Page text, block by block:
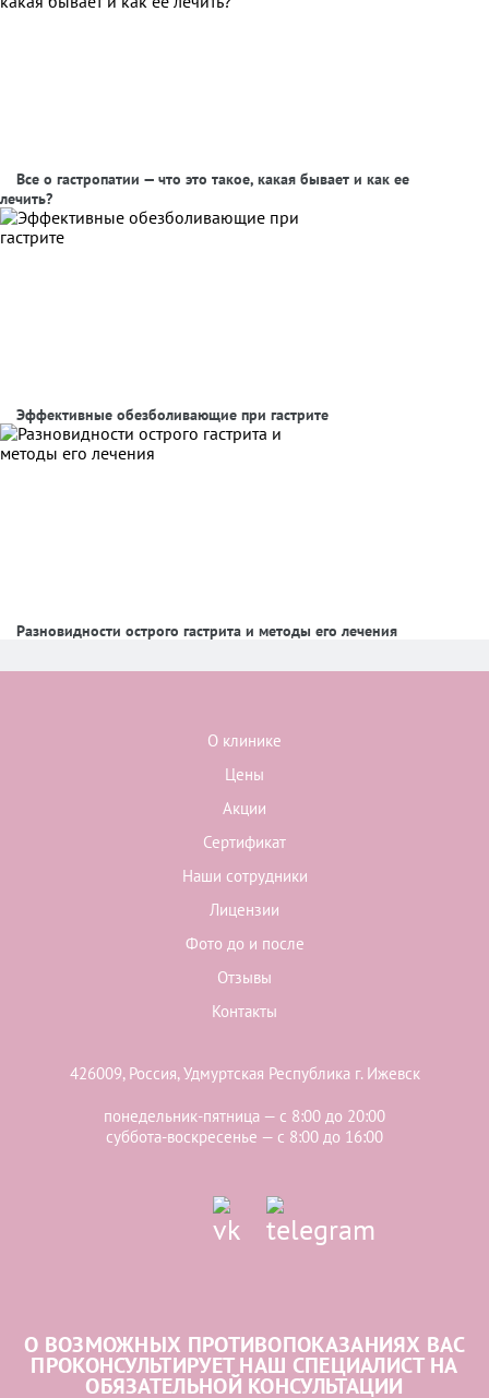
Все о гастропатии — что это такое, какая бывает и как ее
лечить?
Эффективные обезболивающие при гастрите
Разновидности острого гастрита и методы его лечения
О клинике
Цены
Акции
Сертификат
Наши сотрудники
Лицензии
Фото до и после
Отзывы
Контакты
426009, Россия, Удмуртская Республика г. Ижевск
понедельник-пятница — с 8:00 до 20:00
суббота-воскресенье — с 8:00 до 16:00
О ВОЗМОЖНЫХ ПРОТИВОПОКАЗАНИЯХ ВАС
ПРОКОНСУЛЬТИРУЕТ НАШ СПЕЦИАЛИСТ НА
ОБЯЗАТЕЛЬНОЙ КОНСУЛЬТАЦИИ